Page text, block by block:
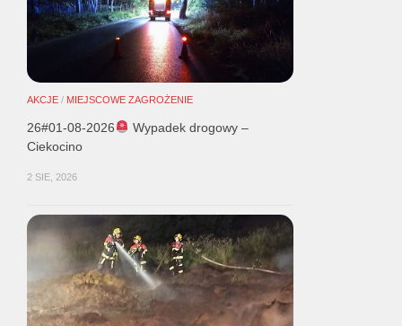
AKCJE / MIEJSCOWE ZAGROŻENIE
26#01-08-2026
Wypadek drogowy –
Ciekocino
2 SIE, 2026